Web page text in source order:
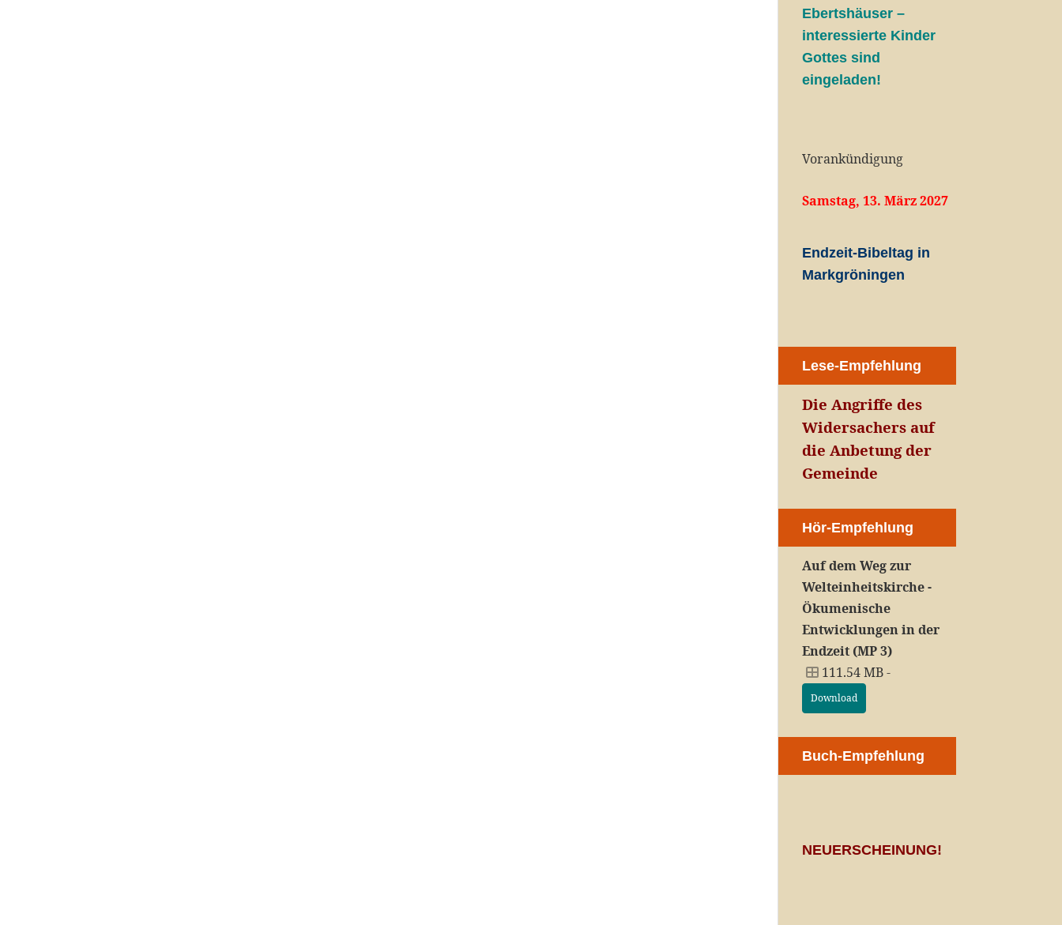
Ebertshäuser –
interessierte Kinder
Gottes sind
eingeladen!
Vorankündigung
Samstag, 13. März 2027
Endzeit-Bibeltag in
Markgröningen
Lese-Empfehlung
Die Angriffe des
Widersachers auf
die Anbetung der
Gemeinde
Hör-Empfehlung
Auf dem Weg zur
Welteinheitskirche -
Ökumenische
Entwicklungen in der
Endzeit (MP 3)
111.54 MB -
Download
Buch-Empfehlung
NEUERSCHEINUNG!